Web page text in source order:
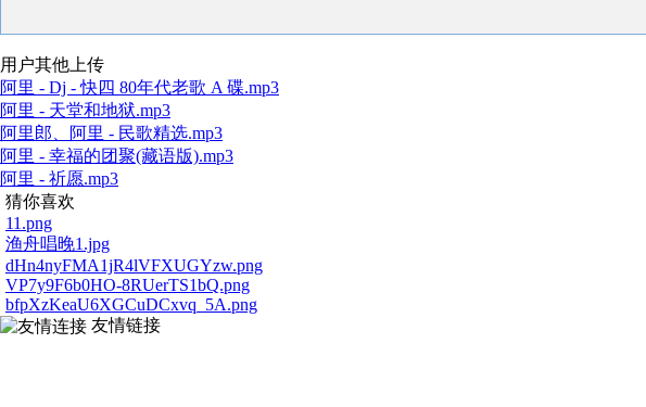
用户其他上传
阿里 - Dj - 快四 80年代老歌 A 碟.mp3
阿里 - 天堂和地狱.mp3
阿里郎、阿里 - 民歌精选.mp3
阿里 - 幸福的团聚(藏语版).mp3
阿里 - 祈愿.mp3
猜你喜欢
11.png
渔舟唱晚1.jpg
dHn4nyFMA1jR4lVFXUGYzw.png
VP7y9F6b0HO-8RUerTS1bQ.png
bfpXzKeaU6XGCuDCxvq_5A.png
友情链接